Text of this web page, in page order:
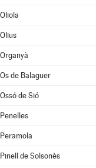
Oliola
Olius
Organyà
Os de Balaguer
Ossó de Sió
Penelles
Peramola
Pinell de Solsonès